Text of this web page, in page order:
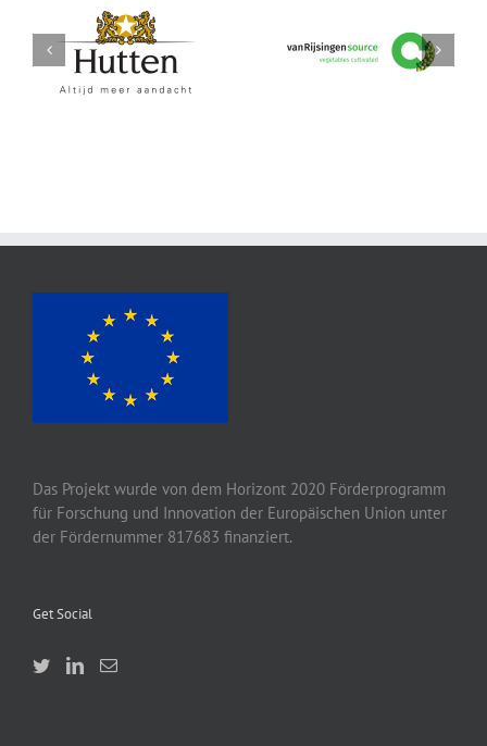
Hutten vanRijsingeningredients
Das Projekt wurde von dem Horizont 2020 Förderprogramm
für Forschung und Innovation der Europäischen Union unter
der Fördernummer 817683 finanziert.
Get Social